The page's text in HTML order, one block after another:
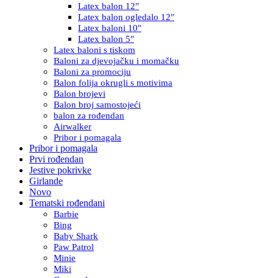
Latex balon 12″
Latex balon ogledalo 12″
Latex baloni 10″
Latex balon 5″
Latex baloni s tiskom
Baloni za djevojačku i momačku
Baloni za promociju
Balon folija okrugli s motivima
Balon brojevi
Balon broj samostojeći
balon za rođendan
Airwalker
Pribor i pomagala
Pribor i pomagala
Prvi rođendan
Jestive pokrivke
Girlande
Novo
Tematski rođendani
Barbie
Bing
Baby Shark
Paw Patrol
Minie
Miki